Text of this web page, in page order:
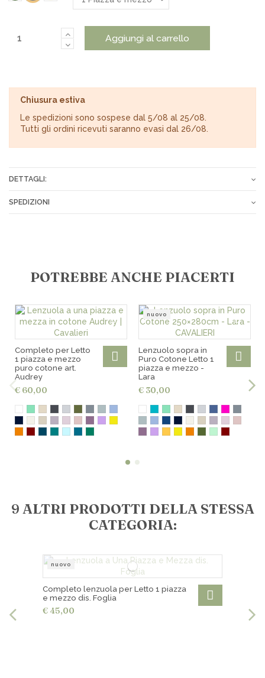
Aggiungi al carrello
Chiusura estiva
Le spedizioni sono sospese dal 5/08 al 25/08.
Tutti gli ordini ricevuti saranno evasi dal 26/08.
DETTAGLI:
Composizione
Manutenzione
No Stiro
SPEDIZIONI
€ 7,00 in tutta Italia
€ 10,00 per le isole
€ 18,00 in Europa
Spedizioni gratuite per ordini superiori a € 200,00
POTREBBE ANCHE PIACERTI
Completo per Letto
1 piazza e mezzo
puro cotone art.
Audrey
€ 60,00
nuovo
Lenzuolo sopra in
Puro Cotone Letto 1
piazza e mezzo -
Lara
€ 30,00
9 ALTRI PRODOTTI DELLA STESSA
CATEGORIA:
nuovo
Completo lenzuola per Letto 1 piazza
e mezzo dis. Foglia
€ 45,00